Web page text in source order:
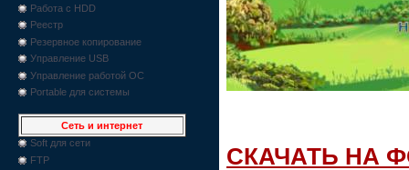
Работа с HDD
Реестр
Резервное копирование
Управление USB
Управление работой ОС
Portable для системы
Сеть и интернет
Soft для сети
FTP
СКАЧАТЬ НА